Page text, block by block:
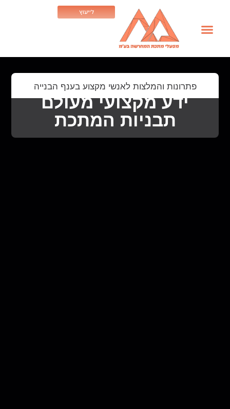
לייעוץ
פתרונות והמלצות לאנשי מקצוע בענף הבנייה
ידע מקצועי מעולם
תבניות המתכת